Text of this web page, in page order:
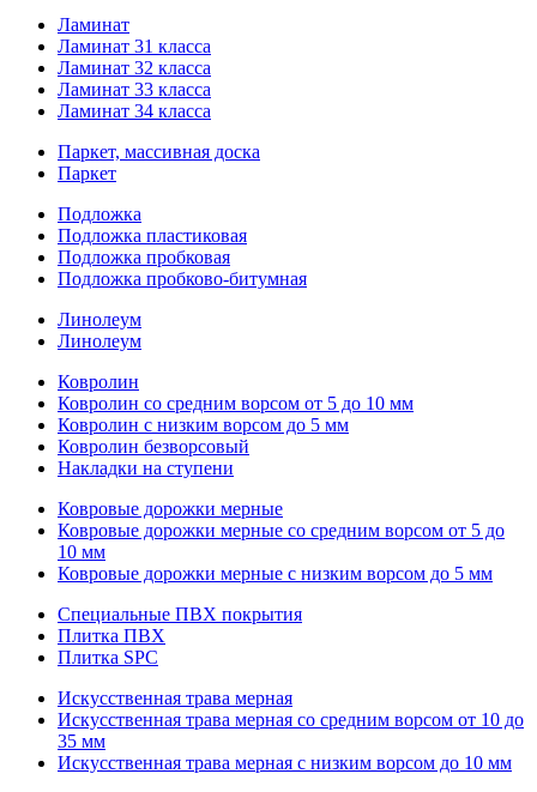
Ламинат
Ламинат 31 класса
Ламинат 32 класса
Ламинат 33 класса
Ламинат 34 класса
Паркет, массивная доска
Паркет
Подложка
Подложка пластиковая
Подложка пробковая
Подложка пробково-битумная
Линолеум
Линолеум
Ковролин
Ковролин со средним ворсом от 5 до 10 мм
Ковролин с низким ворсом до 5 мм
Ковролин безворсовый
Накладки на ступени
Ковровые дорожки мерные
Ковровые дорожки мерные со средним ворсом от 5 до
10 мм
Ковровые дорожки мерные с низким ворсом до 5 мм
Специальные ПВХ покрытия
Плитка ПВХ
Плитка SPC
Искуccтвенная трава мерная
Искусственная трава мерная со средним ворсом от 10 до
35 мм
Искусственная трава мерная с низким ворсом до 10 мм